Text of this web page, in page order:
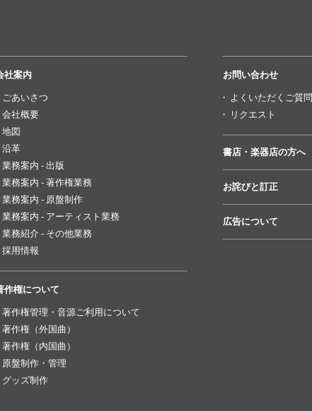
社案内
ごあいさつ
会社概要
地図
沿革
業務案内 - 出版
業務案内 - 著作権業務
業務案内 - 原盤制作
業務案内 - アーティスト業務
業務紹介 - その他業務
採用情報
作権について
著作権管理・音源ご利用について
著作権（外国曲）
著作権（内国曲）
原盤制作・管理
グッズ制作
お問い合わせ
よくいただくご質問
リクエスト
書店・楽器店の方へ
お詫びと訂正
広告について